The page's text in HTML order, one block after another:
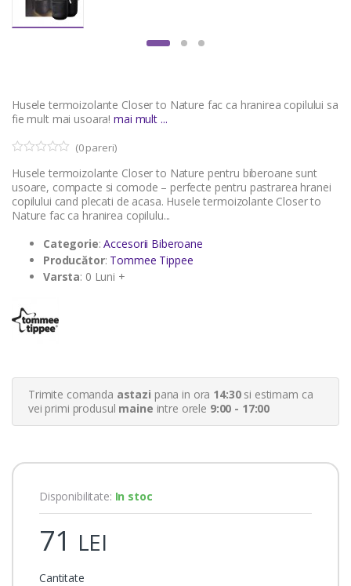
Husele termoizolante Closer to Nature fac ca hranirea copilului sa
fie mult mai usoara!mai mult ...
o
u
o
f
u
s
r
i
(0pareri)
Husele termoizolante Closer to Nature pentru biberoane sunt
usoare, compacte si comode – perfecte pentru pastrarea hranei
copilului cand plecati de acasa. Husele termoizolante Closer to
Nature fac ca hranirea copilulu...
Categorie:Accesorii Biberoane
Producător: Tommee Tippee
Varsta: 0 Luni +
Trimite comanda astazi pana in ora 14:30si estimam ca
vei primi produsul maine intre orele 9:00 - 17:00
Disponibilitate: In stoc
71 LEI
Cantitate